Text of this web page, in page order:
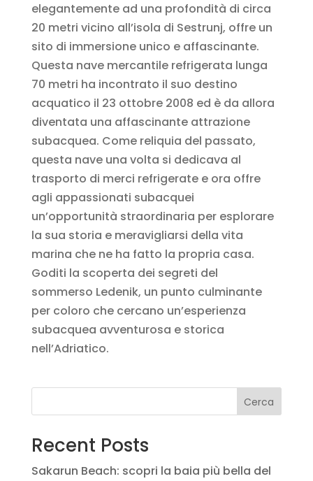
elegantemente ad una profondità di circa
20 metri vicino all’isola di Sestrunj, offre un
sito di immersione unico e affascinante.
Questa nave mercantile refrigerata lunga
70 metri ha incontrato il suo destino
acquatico il 23 ottobre 2008 ed è da allora
diventata una affascinante attrazione
subacquea. Come reliquia del passato,
questa nave una volta si dedicava al
trasporto di merci refrigerate e ora offre
agli appassionati subacquei
un’opportunità straordinaria per esplorare
la sua storia e meravigliarsi della vita
marina che ne ha fatto la propria casa.
Goditi la scoperta dei segreti del
sommerso Ledenik, un punto culminante
per coloro che cercano un’esperienza
subacquea avventurosa e storica
nell’Adriatico.
Cerca
Recent Posts
Sakarun Beach: scopri la baia più bella del